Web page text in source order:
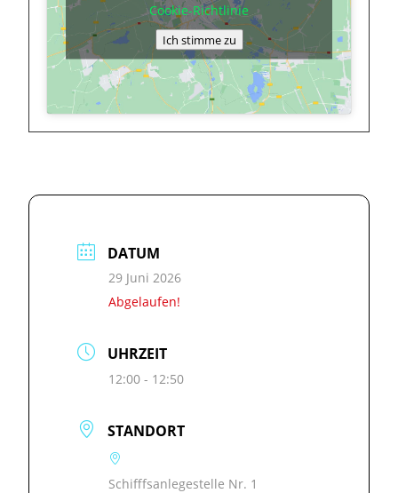
Cookie-Richtlinie
Ich stimme zu
DATUM
29 Juni 2026
Abgelaufen!
UHRZEIT
12:00 - 12:50
STANDORT
Schifffsanlegestelle Nr. 1